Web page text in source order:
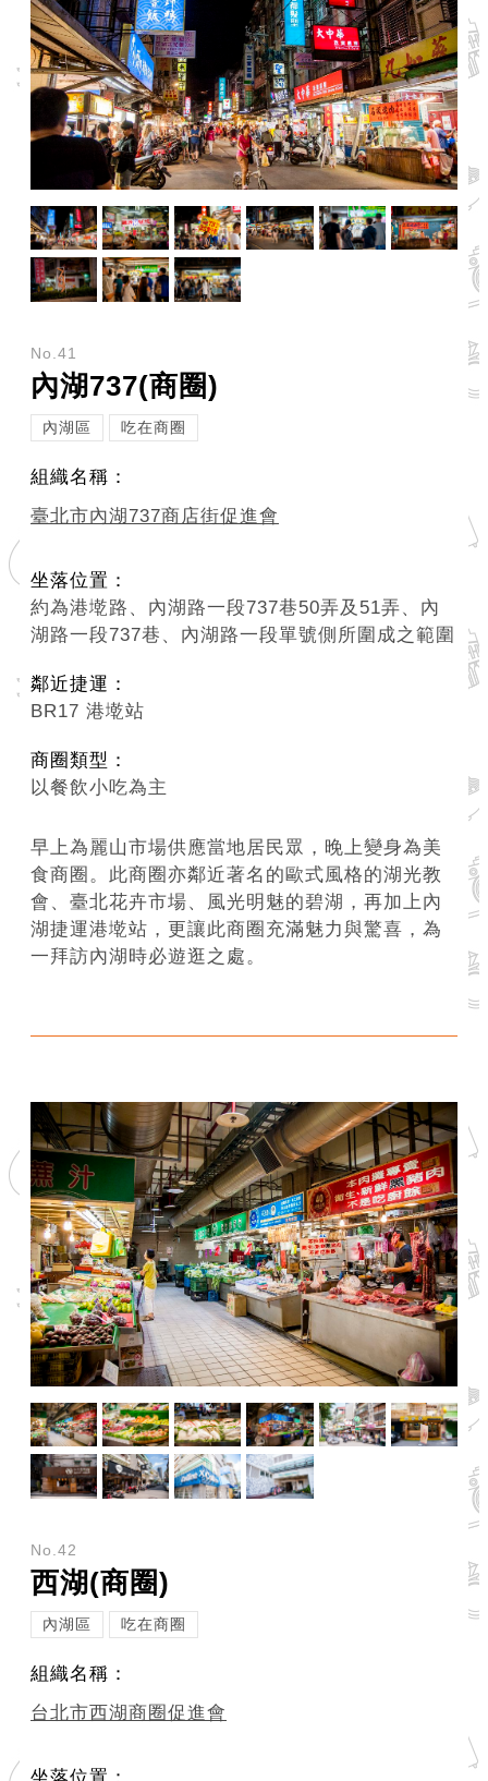
網
站
安
政
服
務
電
話
訊No.41
內湖737(商圈)
內湖區 吃在商圈
組織名稱：
臺北市內湖737商店街促進會
坐落位置：
約為港墘路、內湖路一段737巷50弄及51弄、內
湖路一段737巷、內湖路一段單號側所圍成之範圍
鄰近捷運：
BR17 港墘站
商圈類型：
以餐飲小吃為主
早上為麗山市場供應當地居民眾，晚上變身為美
食商圈。此商圈亦鄰近著名的歐式風格的湖光教
會、臺北花卉市場、風光明魅的碧湖，再加上內
湖捷運港墘站，更讓此商圈充滿魅力與驚喜，為
一拜訪內湖時必遊逛之處。
No.42
西湖(商圈)
內湖區 吃在商圈
組織名稱：
台北市西湖商圈促進會